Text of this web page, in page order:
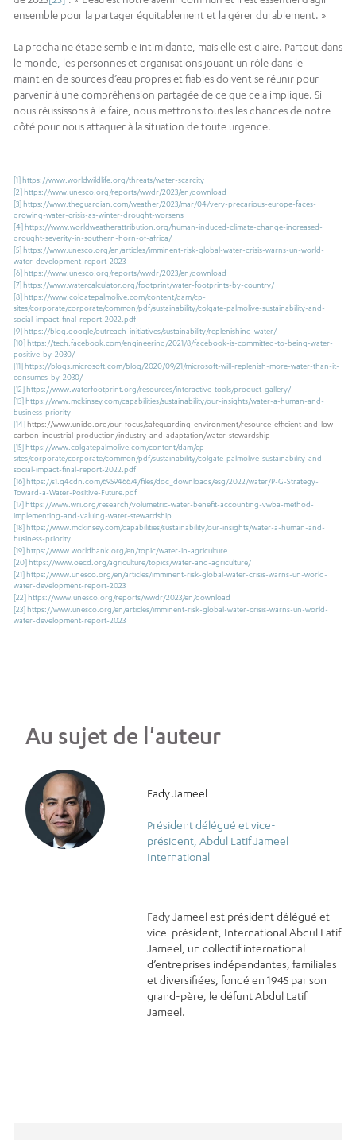
ensemble pour la partager équitablement et la gérer durablement. »
La prochaine étape semble intimidante, mais elle est claire. Partout dans
le monde, les personnes et organisations jouant un rôle dans le
maintien de sources d’eau propres et fiables doivent se réunir pour
parvenir à une compréhension partagée de ce que cela implique. Si
nous réussissons à le faire, nous mettrons toutes les chances de notre
côté pour nous attaquer à la situation de toute urgence.
[1] https://www.worldwildlife.org/threats/water-scarcity
[2] https://www.unesco.org/reports/wwdr/2023/en/download
[3] https://www.theguardian.com/weather/2023/mar/04/very-precarious-europe-faces-
growing-water-crisis-as-winter-drought-worsens
[4] https://www.worldweatherattribution.org/human-induced-climate-change-increased-
drought-severity-in-southern-horn-of-africa/
[5] https://www.unesco.org/en/articles/imminent-risk-global-water-crisis-warns-un-world-
water-development-report-2023
[6] https://www.unesco.org/reports/wwdr/2023/en/download
[7] https://www.watercalculator.org/footprint/water-footprints-by-country/
[8] https://www.colgatepalmolive.com/content/dam/cp-
sites/corporate/corporate/common/pdf/sustainability/colgate-palmolive-sustainability-and-
social-impact-final-report-2022.pdf
[9] https://blog.google/outreach-initiatives/sustainability/replenishing-water/
[10] https://tech.facebook.com/engineering/2021/8/facebook-is-committed-to-being-water-
positive-by-2030/
[11] https://blogs.microsoft.com/blog/2020/09/21/microsoft-will-replenish-more-water-than-it-
consumes-by-2030/
[12] https://www.waterfootprint.org/resources/interactive-tools/product-gallery/
[13] https://www.mckinsey.com/capabilities/sustainability/our-insights/water-a-human-and-
business-priority
[14] https://www.unido.org/our-focus/safeguarding-environment/resource-efficient-and-low-
carbon-industrial-production/industry-and-adaptation/water-stewardship
[15] https://www.colgatepalmolive.com/content/dam/cp-
sites/corporate/corporate/common/pdf/sustainability/colgate-palmolive-sustainability-and-
social-impact-final-report-2022.pdf
[16] https://s1.q4cdn.com/695946674/files/doc_downloads/esg/2022/water/P-G-Strategy-
Toward-a-Water-Positive-Future.pdf
[17] https://www.wri.org/research/volumetric-water-benefit-accounting-vwba-method-
implementing-and-valuing-water-stewardship
[18] https://www.mckinsey.com/capabilities/sustainability/our-insights/water-a-human-and-
business-priority
[19] https://www.worldbank.org/en/topic/water-in-agriculture
[20] https://www.oecd.org/agriculture/topics/water-and-agriculture/
[21] https://www.unesco.org/en/articles/imminent-risk-global-water-crisis-warns-un-world-
water-development-report-2023
[22] https://www.unesco.org/reports/wwdr/2023/en/download
[23] https://www.unesco.org/en/articles/imminent-risk-global-water-crisis-warns-un-world-
water-development-report-2023
Au sujet de l'auteur
Fady Jameel
Président délégué et vice-
président, Abdul Latif Jameel
International
FadyJameel est président délégué et
vice-président, International Abdul Latif
Jameel, un collectif international
d’entreprises indépendantes, familiales
et diversifiées, fondé en 1945 par son
grand-père, le défunt Abdul Latif
Jameel.